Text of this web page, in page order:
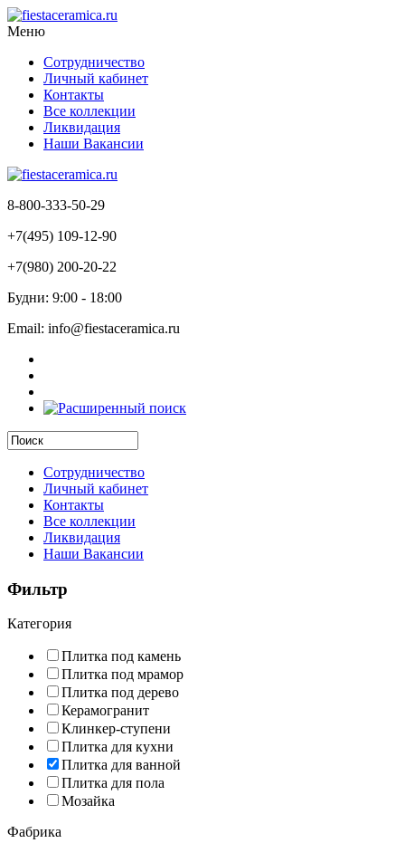
Меню
Сотрудничество
Личный кабинет
Контакты
Все коллекции
Ликвидация
Наши Вакансии
8-800-333-50-29
+7(495) 109-12-90
+7(980) 200-20-22
Будни: 9:00 - 18:00
Email: info@fiestaceramica.ru
Сотрудничество
Личный кабинет
Контакты
Все коллекции
Ликвидация
Наши Вакансии
Фильтр
Категория
Плитка под камень
Плитка под мрамор
Плитка под дерево
Керамогранит
Клинкер-ступени
Плитка для кухни
Плитка для ванной
Плитка для пола
Мозайка
Фабрика